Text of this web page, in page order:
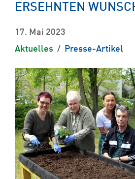
ERSEHNTEN
17. Mai 2023
Aktuelles
Presse-Artikel